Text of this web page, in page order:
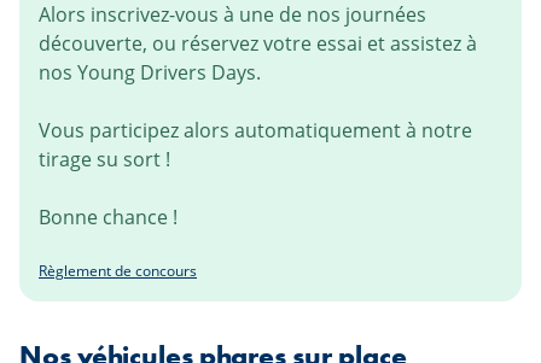
Alors inscrivez-vous à une de nos journées
découverte, ou réservez votre essai et assistez à
nos Young Drivers Days.
Vous participez alors automatiquement à notre
tirage su sort !
Bonne chance !
Règlement de concours